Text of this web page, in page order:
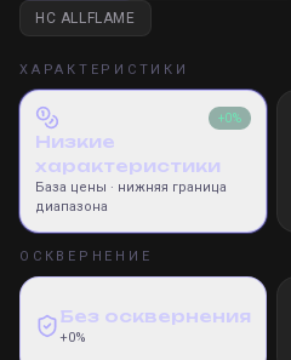
HC ALLFLAME
ХАРАКТЕРИСТИКИ
+0%
Низкие
характеристики
База цены · нижняя граница
диапазона
ОСКВЕРНЕНИЕ
Без осквернения
+0%